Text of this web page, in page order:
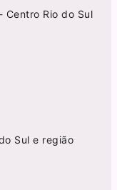
Centro Rio do Sul
Sul e região